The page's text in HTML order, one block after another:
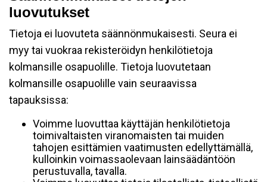
luovutukset
Tietoja ei luovuteta säännönmukaisesti. Seura ei
myy tai vuokraa rekisteröidyn henkilötietoja
kolmansille osapuolille. Tietoja luovutetaan
kolmansille osapuolille vain seuraavissa
tapauksissa:
Voimme luovuttaa käyttäjän henkilötietoja
toimivaltaisten viranomaisten tai muiden
tahojen esittämien vaatimusten edellyttämällä,
kulloinkin voimassaolevaan lainsäädäntöön
perustuvalla, tavalla.